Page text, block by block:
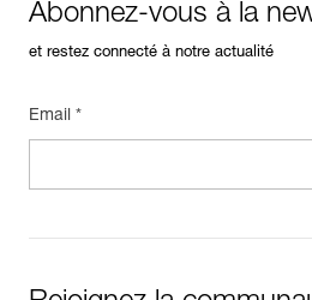
Abonnez-vous à la
et restez connecté à notre actualité
Email *